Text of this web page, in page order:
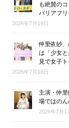
も絶賛の
バリアフリ
2026年7月19日
仲里依紗
は「少女
見で女子
2026年7月18日
主演・仲
場ではの
2026年7月